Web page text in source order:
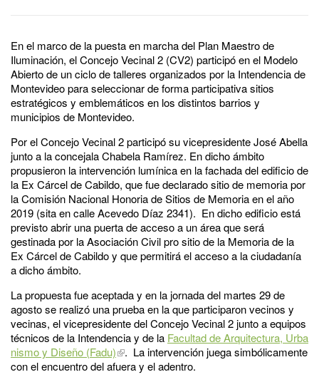
En el marco de la puesta en marcha del Plan Maestro de
Iluminación, el Concejo Vecinal 2 (CV2) participó en el Modelo
Abierto de un ciclo de talleres organizados por la Intendencia de
Montevideo para seleccionar de forma participativa sitios
estratégicos y emblemáticos en los distintos barrios y
municipios de Montevideo.
Por el Concejo Vecinal 2 participó su vicepresidente José Abella
junto a la concejala Chabela Ramírez. En dicho ámbito
propusieron la intervención lumínica en la fachada del edificio de
la Ex Cárcel de Cabildo, que fue declarado sitio de memoria por
la Comisión Nacional Honoria de Sitios de Memoria en el año
2019 (sita en calle Acevedo Díaz 2341). En dicho edificio está
previsto abrir una puerta de acceso a un área que será
gestinada por la Asociación Civil pro sitio de la Memoria de la
Ex Cárcel de Cabildo y que permitirá el acceso a la ciudadanía
a dicho ámbito.
La propuesta fue aceptada y en la jornada del martes 29 de
agosto se realizó una prueba en la que participaron vecinos y
vecinas, el vicepresidente del Concejo Vecinal 2 junto a equipos
técnicos de la Intendencia y de la Facultad de Arquitectura, Urba
nismo y Diseño (Fadu)
. La intervención juega simbólicamente
con el encuentro del afuera y el adentro.